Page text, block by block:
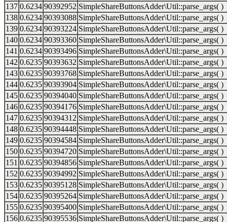
137 0.6234 90392952 SimpleShareButtonsAdder\Util::parse_args( )
138 0.6234 90393088 SimpleShareButtonsAdder\Util::parse_args( )
139 0.6234 90393224 SimpleShareButtonsAdder\Util::parse_args( )
140 0.6234 90393360 SimpleShareButtonsAdder\Util::parse_args( )
141 0.6234 90393496 SimpleShareButtonsAdder\Util::parse_args( )
142 0.6235 90393632 SimpleShareButtonsAdder\Util::parse_args( )
143 0.6235 90393768 SimpleShareButtonsAdder\Util::parse_args( )
144 0.6235 90393904 SimpleShareButtonsAdder\Util::parse_args( )
145 0.6235 90394040 SimpleShareButtonsAdder\Util::parse_args( )
146 0.6235 90394176 SimpleShareButtonsAdder\Util::parse_args( )
147 0.6235 90394312 SimpleShareButtonsAdder\Util::parse_args( )
148 0.6235 90394448 SimpleShareButtonsAdder\Util::parse_args( )
149 0.6235 90394584 SimpleShareButtonsAdder\Util::parse_args( )
150 0.6235 90394720 SimpleShareButtonsAdder\Util::parse_args( )
151 0.6235 90394856 SimpleShareButtonsAdder\Util::parse_args( )
152 0.6235 90394992 SimpleShareButtonsAdder\Util::parse_args( )
153 0.6235 90395128 SimpleShareButtonsAdder\Util::parse_args( )
154 0.6235 90395264 SimpleShareButtonsAdder\Util::parse_args( )
155 0.6235 90395400 SimpleShareButtonsAdder\Util::parse_args( )
156 0.6235 90395536 SimpleShareButtonsAdder\Util::parse_args( )